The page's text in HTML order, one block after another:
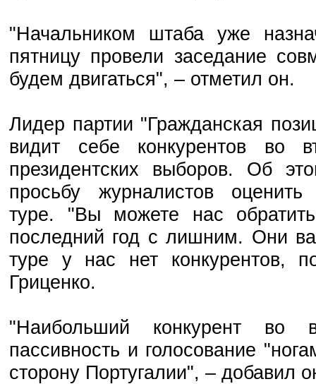
"Начальником штаба уже
пятницу провели заседание
будем двигаться", – отметил он.
Лидер партии "Гражданская
видит себе конкурентов во
президентских выборов. Об
просьбу журналистов
туре. "Вы можете нас
последний год с лишним. Они
туре у нас нет конкурентов,
Гриценко.
"Наибольший конкурент
пассивность и голосование
сторону Португалии", – добавил